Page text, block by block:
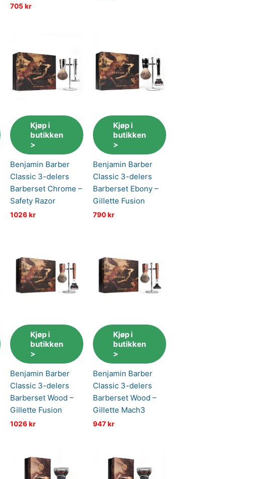
705 kr
Kjøp i
butikken
>
Benjamin Barber
Classic 3-delers
Barberset Chrome –
Safety Razor
1026kr
Kjøp i
butikken
>
Benjamin Barber
Classic 3-delers
Barberset Ebony –
Gillette Fusion
790kr
Kjøp i
butikken
>
Benjamin Barber
Classic 3-delers
Barberset Wood –
Gillette Fusion
1026kr
Kjøp i
butikken
>
Benjamin Barber
Classic 3-delers
Barberset Wood –
Gillette Mach3
947kr